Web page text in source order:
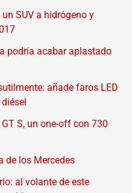
un SUV a hidrógeno y
podría acabar aplastado
añade faros LED
S, un one-off con 730
de los Mercedes
al volante de este